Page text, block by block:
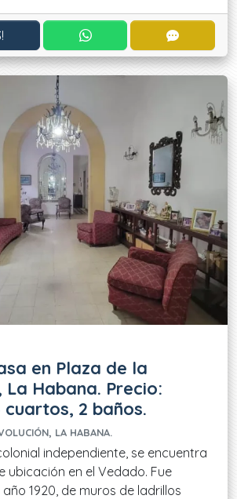
CONTACTAR POR
en Plaza de la
La Habana. Precio:
cuartos, 2 baños.
LA HABANA.
independiente, se encuentra
ubicación en el Vedado. Fue
1920, de muros de ladrillos